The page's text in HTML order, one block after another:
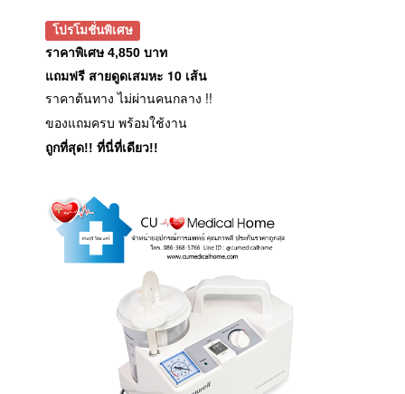
โปรโมชั่นพิเศษ
ราคาพิเศษ 4,850 บาท
แถมฟรี สายดูดเสมหะ 10 เส้น
ราคาต้นทาง ไม่ผ่านคนกลาง !!
ของแถมครบ พร้อมใช้งาน
ถูกที่สุด!! ที่นี่ที่เดียว!!